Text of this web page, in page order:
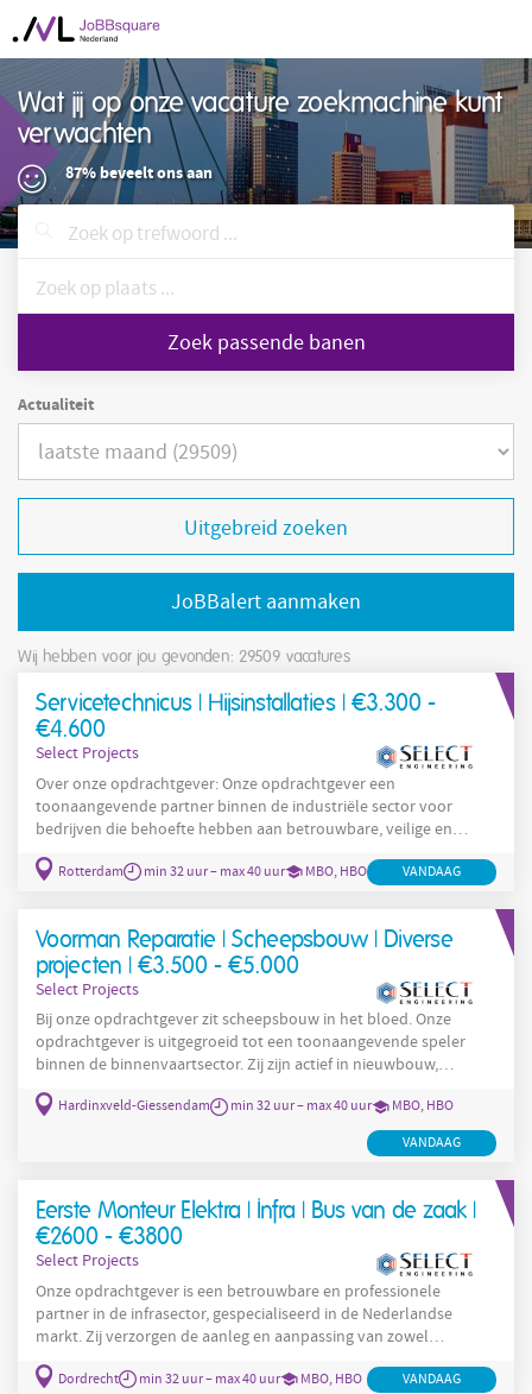
Wat jij op onze vacature zoekmachine kunt
verwachten
87% beveelt ons aan
Zoek passende banen
Actualiteit
Uitgebreid zoeken
JoBBalert aanmaken
Wij hebben voor jou gevonden: 29509 vacatures
Servicetechnicus | Hijsinstallaties | €3.300 -
€4.600
Select Projects
Over onze opdrachtgever: Onze opdrachtgever een
toonaangevende partner binnen de industriële sector voor
bedrijven die behoefte hebben aan betrouwbare, veilige en
op maat. Met een team van ruim 200 gedreven specialisten,
verbeteren, stilstand te voorkomen en risico’s voor klanten tot
een minimum te beperken.
Rotterdam min 32 uur – max 40 uur MBO, HBO VANDAAG
Voorman Reparatie | Scheepsbouw | Diverse
projecten | €3.500 - €5.000
Select Projects
Bij onze opdrachtgever zit scheepsbouw in het bloed. Onze
opdrachtgever is uitgegroeid tot een toonaangevende speler
binnen de binnenvaartsector. Zij zijn actief in nieuwbouw,
reparatie én refit van schepen. De sterke specialisatie in de bouw
van riviercruiseschepen heeft de afgelopen twintig jaar gezorgd
voor een stevige internationale reputatie. Dankzij het groeiende
marktaandeel in deze niche is ook de vaste klantenkring
Hardinxveld-Giessendam min 32 uur – max 40 uur MBO, HBO
VANDAAG
Eerste Monteur Elektra | Infra | Bus van de zaak |
€2600 - €3800
Select Projects
Onze opdrachtgever is een betrouwbare en professionele
partner in de infrasector, gespecialiseerd in de Nederlandse
markt. Zij verzorgen de aanleg en aanpassing van zowel
ondergrondse als bovengrondse infrastructuren en bieden
deskundig advies. Hun focus ligt vooral op leidingbouw binnen
Dordrecht min 32 uur – max 40 uur MBO, HBO VANDAAG